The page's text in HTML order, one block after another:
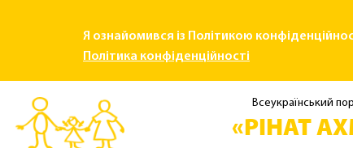
Я ознайомився із Політикою
Політика конфіденційності
Всеукраїнський
«РІНАТ